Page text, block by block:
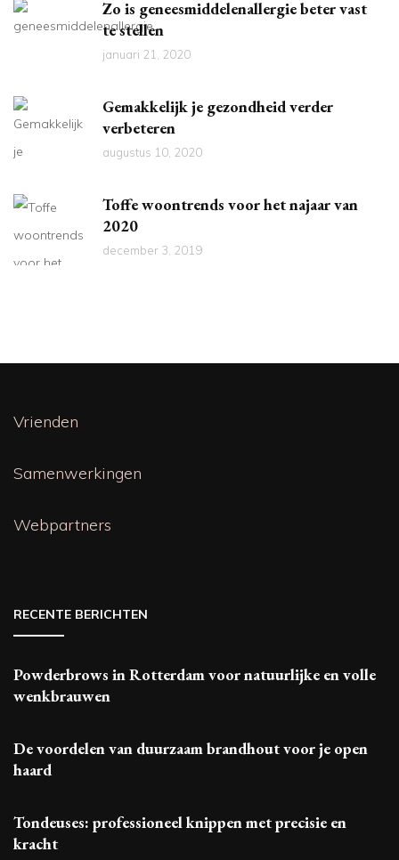
Zo is geneesmiddelenallergie beter vast
te stellen
januari 21, 2020
Gemakkelijk je gezondheid verder
verbeteren
augustus 10, 2020
Toffe woontrends voor het najaar van
2020
december 3, 2019
Vrienden
Samenwerkingen
Webpartners
RECENTE BERICHTEN
Powderbrows in Rotterdam voor natuurlijke en volle
wenkbrauwen
De voordelen van duurzaam brandhout voor je open
haard
Tondeuses: professioneel knippen met precisie en
kracht